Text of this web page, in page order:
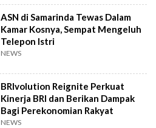
ASN di Samarinda Tewas Dalam
Kamar Kosnya, Sempat Mengeluh
Telepon Istri
NEWS
BRIvolution Reignite Perkuat
Kinerja BRI dan Berikan Dampak
Bagi Perekonomian Rakyat
NEWS